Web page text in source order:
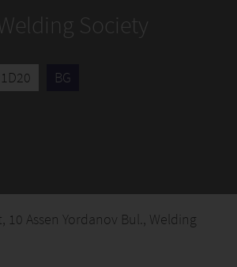
Society
BG
10 Assen Yordanov Bul., Welding